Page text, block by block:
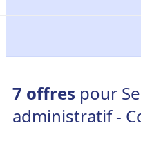
7 offres pour
administratif -